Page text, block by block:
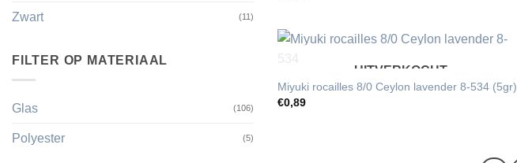
Zwart (11)
FILTER OP MATERIAAL
Glas (106)
Polyester (5)
UITVERKOCHT
Miyuki rocailles 8/0 Ceylon lavender 8-534 (5gr)
€0,89